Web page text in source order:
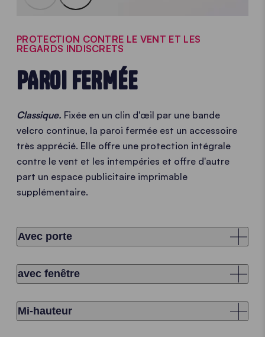
PROTECTION CONTRE LE VENT ET LES
REGARDS INDISCRETS
PAROI FERMÉE
Classique. Fixée en un clin d'œil par une bande
velcro continue, la paroi fermée est un accessoire
très apprécié. Elle offre une protection intégrale
contre le vent et les intempéries et offre d'autre
part un espace publicitaire imprimable
supplémentaire.
Avec porte
avec fenêtre
Mi-hauteur